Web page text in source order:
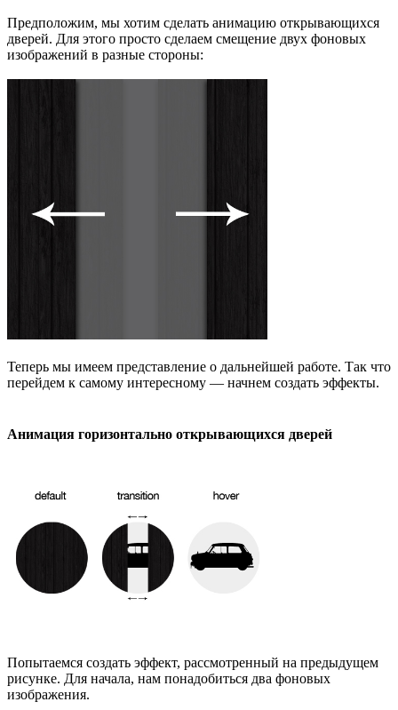
Предположим, мы хотим сделать анимацию открывающихся
дверей. Для этого просто сделаем смещение двух фоновых
изображений в разные стороны:
Теперь мы имеем представление о дальнейшей работе. Так что
перейдем к самому интересному — начнем создать эффекты.
Анимация горизонтально открывающихся дверей
Попытаемся создать эффект, рассмотренный на предыдущем
рисунке. Для начала, нам понадобиться два фоновых
изображения.